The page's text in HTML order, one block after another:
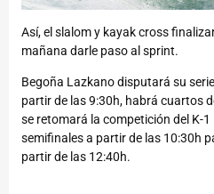
Así, el slalom y kayak cross
mañana darle paso al sprint.
Begoña Lazkano disputará su
partir de las 9:30h, habrá cuartos
se retomará la competición del K-
semifinales a partir de las 10:30h
partir de las 12:40h.